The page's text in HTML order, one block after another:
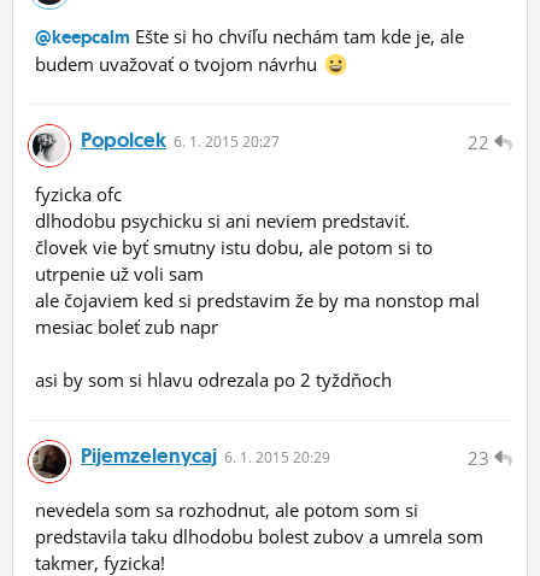
@keepcalm Ešte si ho chvíľu nechám tam kde je, ale
budem uvažovať o tvojom návrhu
22
Popolcek 6. 1. 2015 20:27
fyzicka ofc
dlhodobu psychicku si ani neviem predstaviť.
človek vie byť smutny istu dobu, ale potom si to
utrpenie už voli sam
ale čojaviem ked si predstavim že by ma nonstop mal
mesiac boleť zub napr
asi by som si hlavu odrezala po 2 tyždňoch
23
Pijemzelenycaj 6. 1. 2015 20:29
nevedela som sa rozhodnut, ale potom som si
predstavila taku dlhodobu bolest zubov a umrela som
takmer, fyzicka!